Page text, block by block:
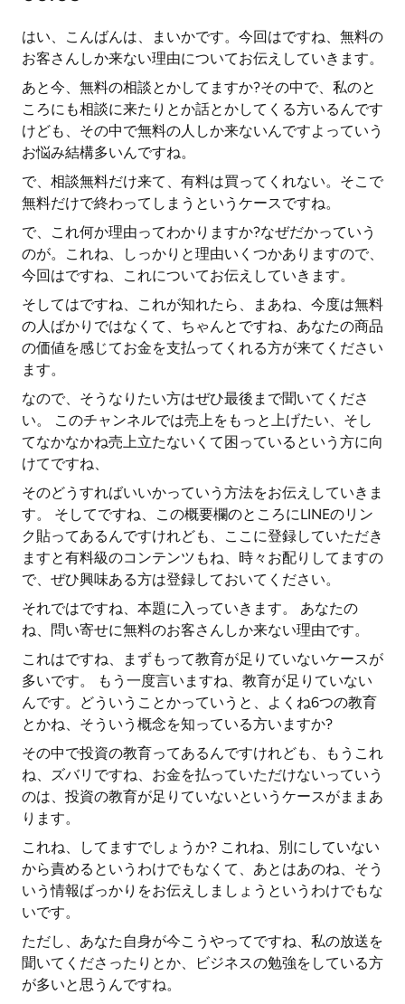
はい、こんばんは、まいかです。今回はですね、無料の
お客さんしか来ない理由についてお伝えしていきます。
あと今、無料の相談とかしてますか?その中で、私のと
ころにも相談に来たりとか話とかしてくる方いるんです
けども、その中で無料の人しか来ないんですよっていう
お悩み結構多いんですね。
で、相談無料だけ来て、有料は買ってくれない。そこで
無料だけで終わってしまうというケースですね。
で、これ何か理由ってわかりますか?なぜだかっていう
のが。これね、しっかりと理由いくつかありますので、
今回はですね、これについてお伝えしていきます。
そしてはですね、これが知れたら、まあね、今度は無料
の人ばかりではなくて、ちゃんとですね、あなたの商品
の価値を感じてお金を支払ってくれる方が来てください
ます。
なので、そうなりたい方はぜひ最後まで聞いてくださ
い。 このチャンネルでは売上をもっと上げたい、そし
てなかなかね売上立たないくて困っているという方に向
けてですね、
そのどうすればいいかっていう方法をお伝えしていきま
す。 そしてですね、この概要欄のところにLINEのリン
ク貼ってあるんですけれども、ここに登録していただき
ますと有料級のコンテンツもね、時々お配りしてますの
で、ぜひ興味ある方は登録しておいてください。
それではですね、本題に入っていきます。 あなたの
ね、問い寄せに無料のお客さんしか来ない理由です。
これはですね、まずもって教育が足りていないケースが
多いです。 もう一度言いますね、教育が足りていない
んです。どういうことかっていうと、よくね6つの教育
とかね、そういう概念を知っている方いますか?
その中で投資の教育ってあるんですけれども、もうこれ
ね、ズバリですね、お金を払っていただけないっていう
のは、投資の教育が足りていないというケースがままあ
ります。
これね、してますでしょうか? これね、別にしていない
から責めるというわけでもなくて、あとはあのね、そう
いう情報ばっかりをお伝えしましょうというわけでもな
いです。
ただし、あなた自身が今こうやってですね、私の放送を
聞いてくださったりとか、ビジネスの勉強をしている方
が多いと思うんですね。